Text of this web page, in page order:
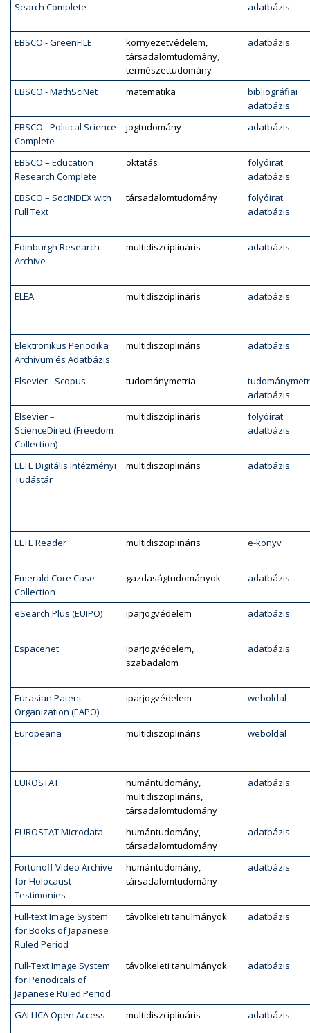
Search Complete
adatbázis
EBSCO - GreenFILE
környezetvédelem,
társadalomtudomány,
természettudomány
adatbázis
EBSCO - MathSciNet matematika
bibliográfiai
adatbázis
EBSCO - Political Science
Complete
jogtudomány adatbázis
EBSCO – Education
Research Complete
oktatás
folyóirat
adatbázis
EBSCO – SocINDEX with
Full Text
társadalomtudomány
folyóirat
adatbázis
Edinburgh Research
Archive
multidiszciplináris adatbázis
ELEA multidiszciplináris adatbázis
Elektronikus Periodika
Archívum és Adatbázis
multidiszciplináris adatbázis
Elsevier - Scopus tudománymetria
adatbázis
Elsevier –
ScienceDirect (Freedom
Collection)
multidiszciplináris
folyóirat
adatbázis
ELTE Digitális Intézményi
Tudástár
multidiszciplináris adatbázis
ELTE Reader multidiszciplináris e-könyv
Emerald Core Case
Collection
gazdaságtudományok adatbázis
eSearch Plus (EUIPO) iparjogvédelem adatbázis
Espacenet
iparjogvédelem,
szabadalom
adatbázis
Eurasian Patent
Organization (EAPO)
iparjogvédelem weboldal
Europeana multidiszciplináris weboldal
EUROSTAT
humántudomány,
multidiszciplináris,
társadalomtudomány
adatbázis
EUROSTAT Microdata
humántudomány,
társadalomtudomány
adatbázis
Fortunoff Video Archive
for Holocaust
Testimonies
humántudomány,
társadalomtudomány
adatbázis
Full-text Image System
for Books of Japanese
Ruled Period
távolkeleti tanulmányok adatbázis
Full-Text Image System
for Periodicals of
Japanese Ruled Period
távolkeleti tanulmányok adatbázis
GALLICA Open Access multidiszciplináris adatbázis